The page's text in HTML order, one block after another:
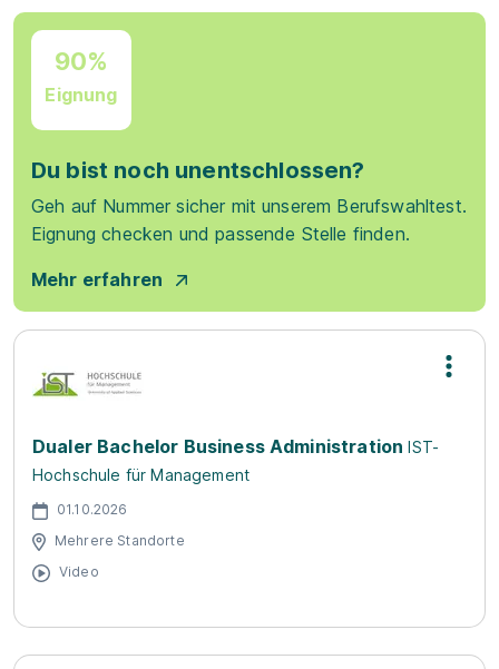
90%
Eignung
Du bist noch unentschlossen?
Geh auf Nummer sicher mit unserem Berufswahltest.
Eignung checken und passende Stelle finden.
Mehr erfahren
Dualer Bachelor Business Administration IST-
Hochschule für Management
01.10.2026
Mehrere Standorte
Video